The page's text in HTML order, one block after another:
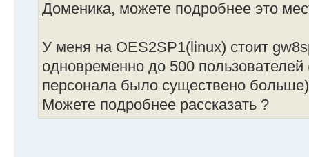
Доменика, можете подробнее это
У меня на OES2SP1(linux) стоит
одновременно до 500
персонала было существено
Можете подробнее рассказать ?